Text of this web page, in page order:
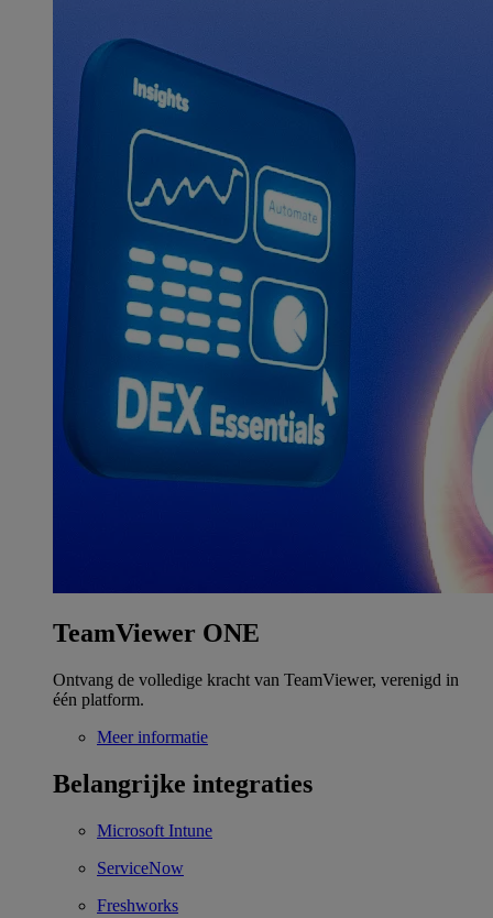
TeamViewer ONE
Ontvang de volledige kracht van TeamViewer, verenigd in
één platform.
Meer informatie
Belangrijke integraties
Microsoft Intune
ServiceNow
Freshworks